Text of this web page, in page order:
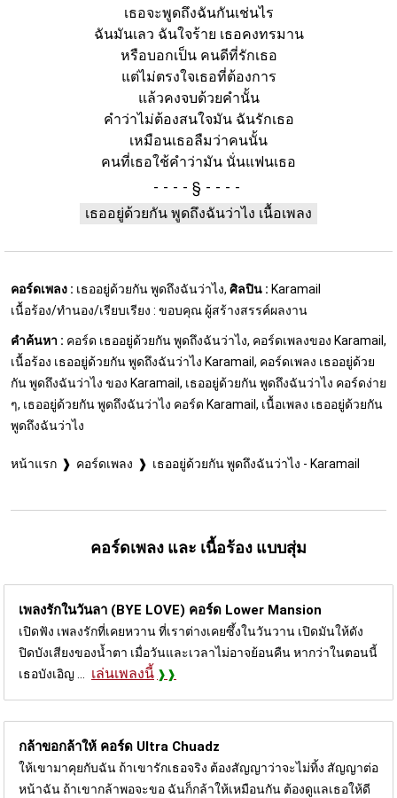
เธอจะพูดถึงฉันกันเช่นไร
ฉันมันเลว ฉันใจร้าย เธอคงทรมาน
หรือบอกเป็น คนดีที่รักเธอ
แต่ไม่ตรงใจเธอที่ต้องการ
แล้วคงจบด้วยคำนั้น
คำว่าไม่ต้องสนใจมัน ฉันรักเธอ
เหมือนเธอลืมว่าคนนั้น
คนที่เธอใช้คำว่ามัน นั่นแฟนเธอ
§
เธออยู่ด้วยกัน พูดถึงฉันว่าไง เนื้อเพลง
คอร์ดเพลง : เธออยู่ด้วยกัน พูดถึงฉันว่าไง, ศิลปิน : Karamail
เนื้อร้อง/ทำนอง/เรียบเรียง : ขอบคุณ ผู้สร้างสรรค์ผลงาน
คำค้นหา : คอร์ด เธออยู่ด้วยกัน พูดถึงฉันว่าไง, คอร์ดเพลงของ Karamail,
เนื้อร้อง เธออยู่ด้วยกัน พูดถึงฉันว่าไง Karamail, คอร์ดเพลง เธออยู่ด้วย
กัน พูดถึงฉันว่าไง ของ Karamail, เธออยู่ด้วยกัน พูดถึงฉันว่าไง คอร์ดง่าย
ๆ, เธออยู่ด้วยกัน พูดถึงฉันว่าไง คอร์ด Karamail, เนื้อเพลง เธออยู่ด้วยกัน
พูดถึงฉันว่าไง
หน้าแรก คอร์ดเพลง เธออยู่ด้วยกัน พูดถึงฉันว่าไง - Karamail
คอร์ดเพลง และ เนื้อร้อง แบบสุ่ม
เพลงรักในวันลา (BYE LOVE) คอร์ด Lower Mansion
เปิดฟัง เพลงรักที่เคยหวาน ที่เราต่างเคยซึ้งในวันวาน เปิดมันให้ดัง
ปิดบังเสียงของน้ำตา เมื่อวันและเวลาไม่อาจย้อนคืน หากว่าในตอนนี้
เธอบังเอิญ ... เล่นเพลงนี้
กล้าขอกล้าให้ คอร์ด Ultra Chuadz
ให้เขามาคุยกับฉัน ถ้าเขารักเธอจริง ต้องสัญญาว่าจะไม่ทิ้ง สัญญาต่อ
หน้าฉัน ถ้าเขากล้าพอจะขอ ฉันก็กล้าให้เหมือนกัน ต้องดูแลเธอให้ดี